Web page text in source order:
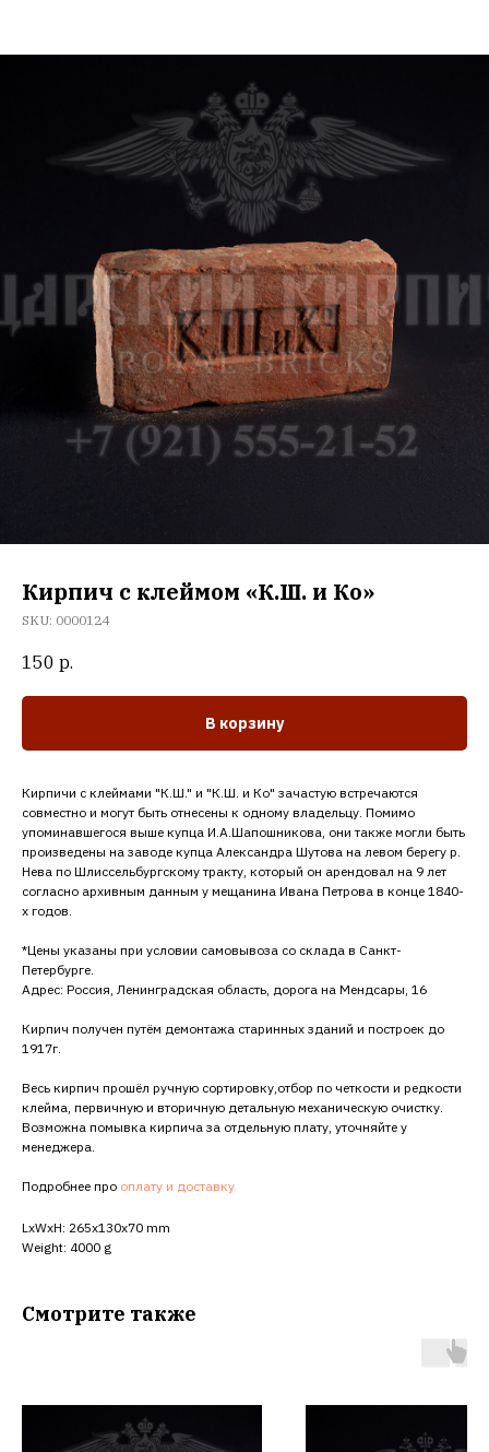
Кирпич с клеймом «К.Ш. и Ко»
SKU: 0000124
150 р.
В корзину
Кирпичи с клеймами "К.Ш." и "К.Ш. и Ко" зачастую встречаются
совместно и могут быть отнесены к одному владельцу. Помимо
упоминавшегося выше купца И.А.Шапошникова, они также могли быть
произведены на заводе купца Александра Шутова на левом берегу р.
Нева по Шлиссельбургскому тракту, который он арендовал на 9 лет
согласно архивным данным у мещанина Ивана Петрова в конце 1840-
х годов.
*Цены указаны при условии самовывоза со склада в Санкт-
Петербурге.
Адрес: Россия, Ленинградская область, дорога на Мендсары, 16
Кирпич получен путём демонтажа старинных зданий и построек до
1917г.
Весь кирпич прошёл ручную сортировку,отбор по четкости и редкости
клейма, первичную и вторичную детальную механическую очистку.
Возможна помывка кирпича за отдельную плату, уточняйте у
менеджера.
Подробнее про оплату и доставку
LxWxH: 265x130x70 mm
Weight: 4000 g
Смотрите также